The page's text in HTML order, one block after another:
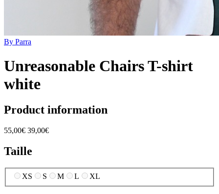
By Parra
Unreasonable Chairs T-shirt
white
Product information
55,00€ 39,00€
Taille
XS S M L XL